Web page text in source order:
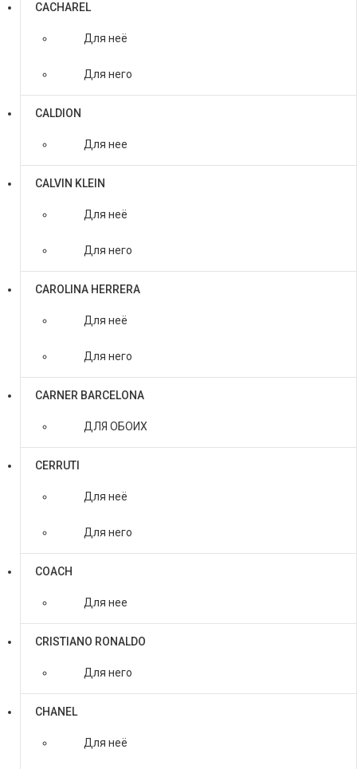
CACHAREL
Для неё
Для него
CALDION
Для нее
CALVIN KLEIN
Для неё
Для него
CAROLINA HERRERA
Для неё
Для него
CARNER BARCELONA
ДЛЯ ОБОИХ
CERRUTI
Для неё
Для него
COACH
Для нее
CRISTIANO RONALDO
Для него
CHANEL
Для неё